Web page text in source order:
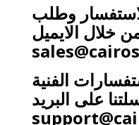
وطلب
خلال الايميل
الفنية
على البريد